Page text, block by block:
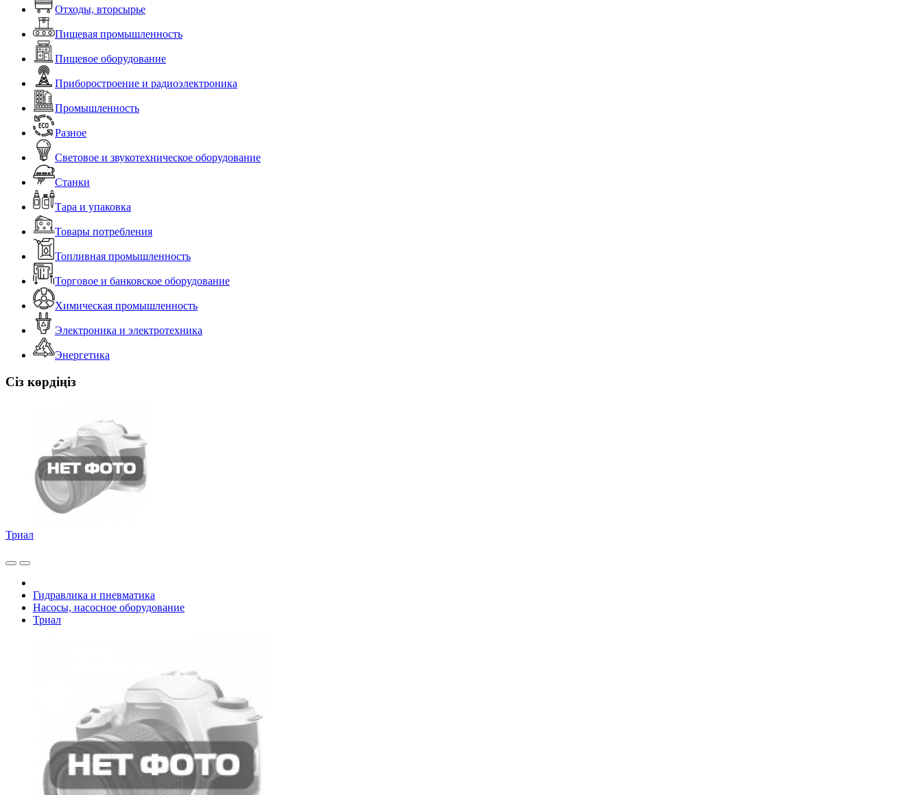
Отходы, вторсырье
Пищевая промышленность
Пищевое оборудование
Приборостроение и радиоэлектроника
Промышленность
Разное
Световое и звукотехническое оборудование
Станки
Тара и упаковка
Товары потребления
Топливная промышленность
Торговое и банковское оборудование
Химическая промышленность
Электроника и электротехника
Энергетика
Сіз көрдіңіз
Триал
Гидравлика и пневматика
Насосы, насосное оборудование
Триал